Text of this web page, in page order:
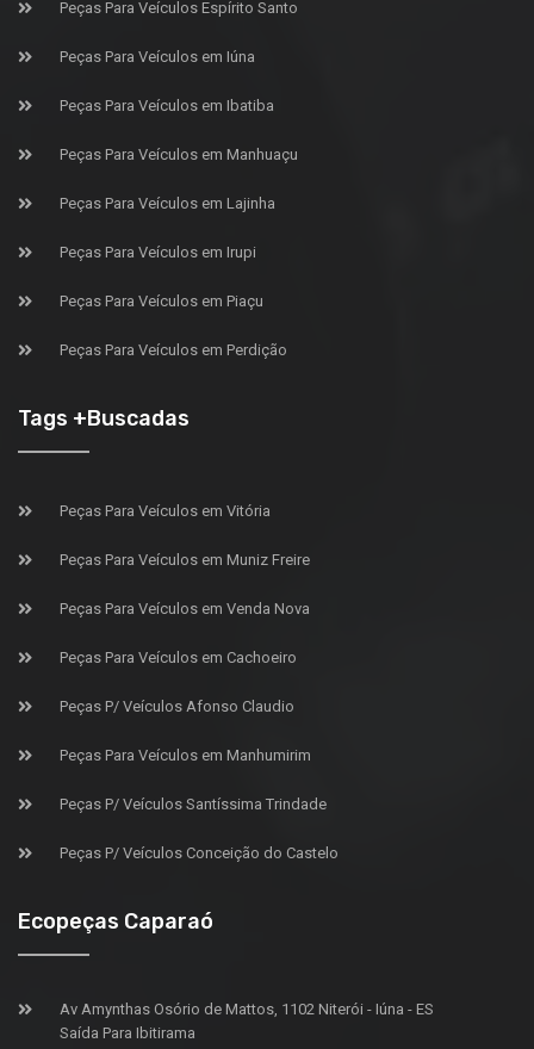
Peças Para Veículos Espírito Santo
Peças Para Veículos em Iúna
Peças Para Veículos em Ibatiba
Peças Para Veículos em Manhuaçu
Peças Para Veículos em Lajinha
Peças Para Veículos em Irupi
Peças Para Veículos em Piaçu
Peças Para Veículos em Perdição
Tags +Buscadas
Peças Para Veículos em Vitória
Peças Para Veículos em Muniz Freire
Peças Para Veículos em Venda Nova
Peças Para Veículos em Cachoeiro
Peças P/ Veículos Afonso Claudio
Peças Para Veículos em Manhumirim
Peças P/ Veículos Santíssima Trindade
Peças P/ Veículos Conceição do Castelo
Ecopeças Caparaó
Av Amynthas Osório de Mattos, 1102 Niterói - Iúna - ES
Saída Para Ibitirama